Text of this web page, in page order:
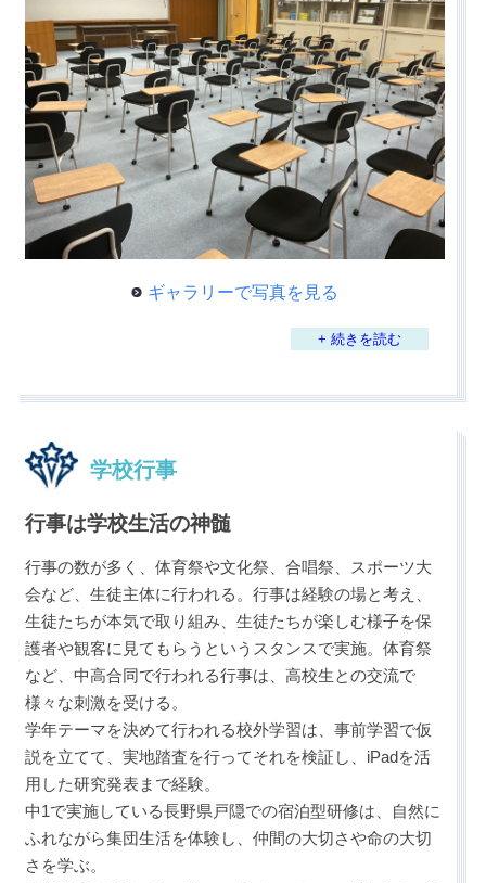
ギャラリーで写真を見る
+ 続きを読む
学校行事
行事は学校生活の神髄
行事の数が多く、体育祭や文化祭、合唱祭、スポーツ大
会など、生徒主体に行われる。行事は経験の場と考え、
生徒たちが本気で取り組み、生徒たちが楽しむ様子を保
護者や観客に見てもらうというスタンスで実施。体育祭
など、中高合同で行われる行事は、高校生との交流で
様々な刺激を受ける。
学年テーマを決めて行われる校外学習は、事前学習で仮
説を立てて、実地踏査を行ってそれを検証し、iPadを活
用した研究発表まで経験。
中1で実施している長野県戸隠での宿泊型研修は、自然に
ふれながら集団生活を体験し、仲間の大切さや命の大切
さを学ぶ。